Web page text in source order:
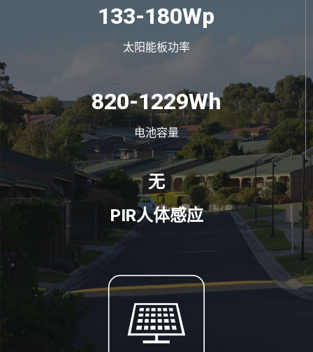
133-180Wp
太阳能板功率
820-1229Wh
电池容量
无
PIR人体感应